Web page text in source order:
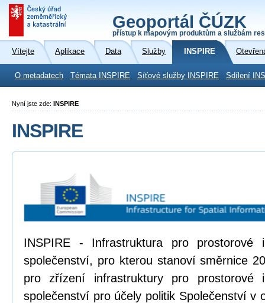
Geoportál ČÚZK
přístup k mapovým produktům a službám
Vítejte Aplikace Data Služby INSPIRE
O metadatech Témata INSPIRE Síťové služby INSPIRE Sdílení
Nyní jste zde: INSPIRE
INSPIRE
INSPIRE - Infrastruktura pro prostorové
společenství, pro kterou stanoví směrnice
pro zřízení infrastruktury pro prostorové
společenství pro účely politik Společenství v